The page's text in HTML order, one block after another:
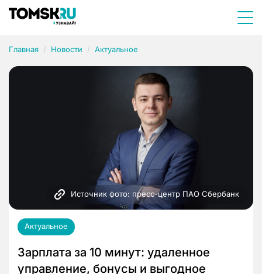
Главная Новости Актуальное
Источник фото: пресс-центр ПАО Сбербанк
Актуальное
Зарплата за 10 минут: удаленное
управление, бонусы и выгодное